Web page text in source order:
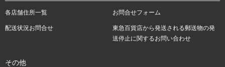
各店舗住所一覧
お問合せフォーム
配送状況お問合せ
東急百貨店から発送される郵送物の発
送停止に関するお問い合わせ
その他